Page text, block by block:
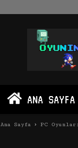
Oyun
İndir
PC
Android
ANA SAYFA
Ana Sayfa PC